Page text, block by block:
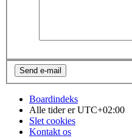
Boardindeks
Alle tider erUTC+02:00
Slet cookies
Kontakt os